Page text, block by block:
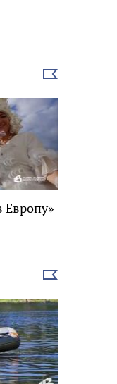
Выбрать
Европу»
Выбрать